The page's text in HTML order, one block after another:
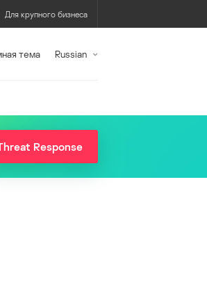
Для крупного бизнеса
тема Russian
Response